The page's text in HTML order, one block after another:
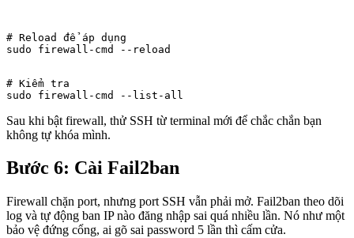
# Reload để áp dụng
sudo firewall-cmd --reload
# Kiểm tra
sudo firewall-cmd --list-all
Sau khi bật firewall, thử SSH từ terminal mới để chắc chắn bạn
không tự khóa mình.
Bước 6: Cài Fail2ban
Firewall chặn port, nhưng port SSH vẫn phải mở. Fail2ban theo dõi
log và tự động ban IP nào đăng nhập sai quá nhiều lần. Nó như một
bảo vệ đứng cổng, ai gõ sai password 5 lần thì cấm cửa.